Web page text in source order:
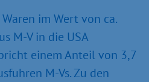
im Wert von ca.
M-V in die USA
einem Anteil von 3,7
M-Vs. Zu den